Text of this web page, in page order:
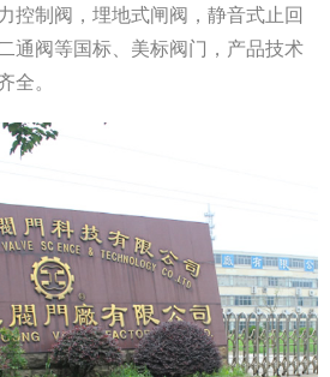
控制阀，埋地式闸阀，静音式止回
通阀等国标、美标阀门，产品技术
全。